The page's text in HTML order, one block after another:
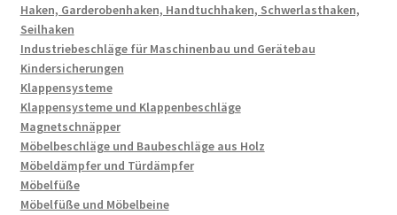
Haken, Garderobenhaken, Handtuchhaken, Schwerlasthaken,
Seilhaken
Industriebeschläge für Maschinenbau und Gerätebau
Kindersicherungen
Klappensysteme
Klappensysteme und Klappenbeschläge
Magnetschnäpper
Möbelbeschläge und Baubeschläge aus Holz
Möbeldämpfer und Türdämpfer
Möbelfüße
Möbelfüße und Möbelbeine